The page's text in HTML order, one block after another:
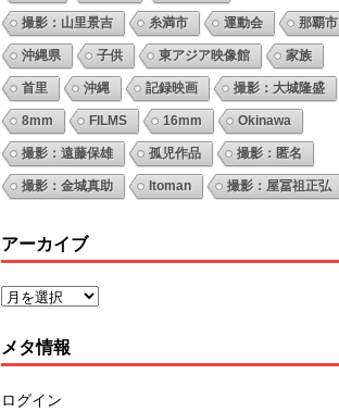
撮影：山里景吉 糸満市 運動会 那覇市
沖縄県 子供 東アジア映像館 家族
首里 沖縄 記録映画 撮影：大城隆盛
8mm FILMS 16mm Okinawa
撮影：遠藤保雄 孤児作品 撮影：匿名
撮影：金城真助 Itoman 撮影：屋冨祖正弘
アーカイブ
メタ情報
ログイン